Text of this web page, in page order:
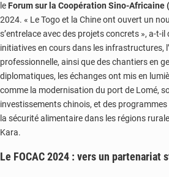
le Forum sur la Coopération Sino-Africaine
2024. « Le Togo et la Chine ont ouvert un
s’entrelace avec des projets concrets », a-t-
initiatives en cours dans les infrastructures,
professionnelle, ainsi que des chantiers en
diplomatiques, les échanges ont mis en
comme la modernisation du port de Lomé,
investissements chinois, et des
la sécurité alimentaire dans les régions
Kara.
Le FOCAC 2024 : vers un partenariat